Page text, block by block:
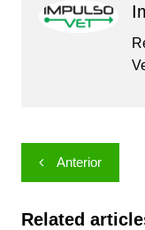
Navegação
de
Post
Anterior
Related